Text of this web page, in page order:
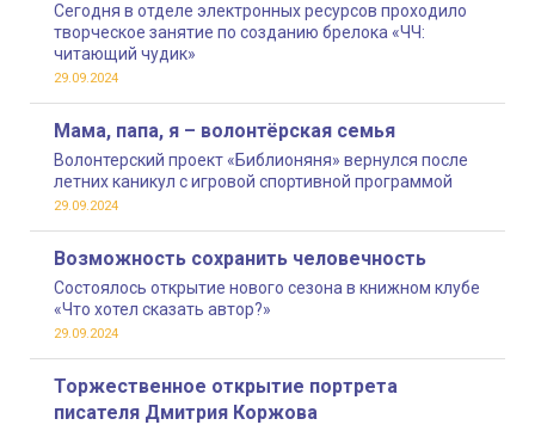
Сегодня в отделе электронных ресурсов проходило
творческое занятие по созданию брелока «ЧЧ:
читающий чудик»
29.09.2024
Мама, папа, я – волонтёрская семья
Волонтерский проект «Библионяня» вернулся после
летних каникул с игровой спортивной программой
29.09.2024
Возможность сохранить человечность
Состоялось открытие нового сезона в книжном клубе
«Что хотел сказать автор?»
29.09.2024
Торжественное открытие портрета
писателя Дмитрия Коржова